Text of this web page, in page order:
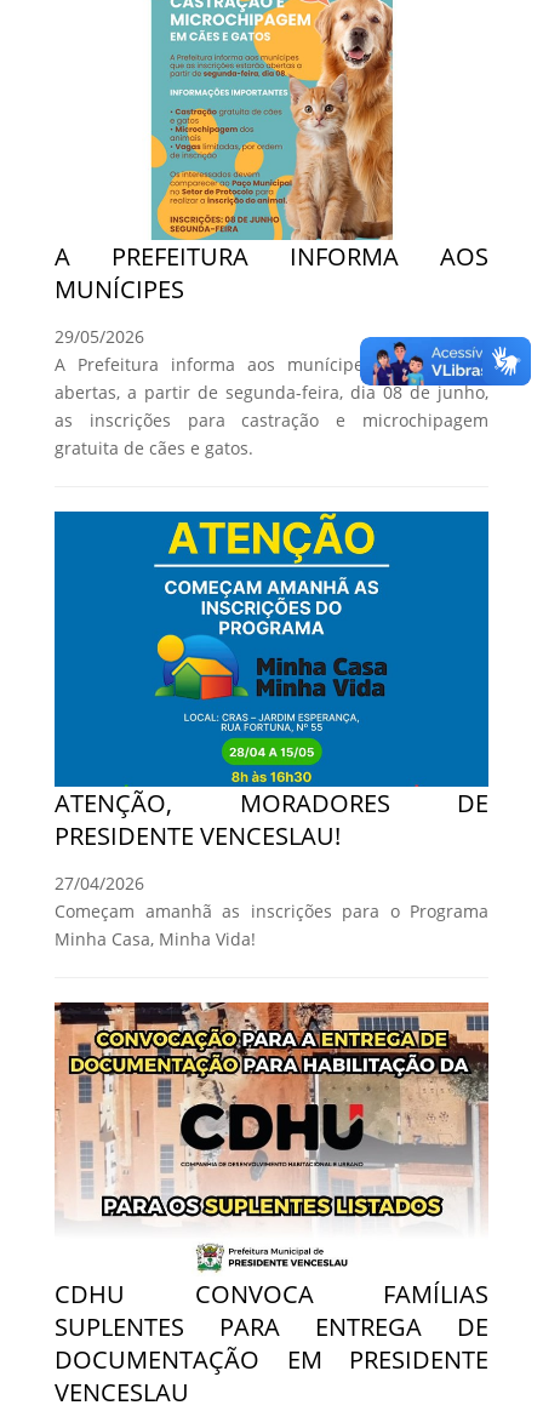
A PREFEITURA INFORMA AOS
MUNÍCIPES
29/05/2026
A Prefeitura informa aos munícipes que estarão
abertas, a partir de segunda-feira, dia 08 de junho,
as inscrições para castração e microchipagem
gratuita de cães e gatos.
ATENÇÃO, MORADORES DE
PRESIDENTE VENCESLAU!
27/04/2026
Começam amanhã as inscrições para o Programa
Minha Casa, Minha Vida!
CDHU CONVOCA FAMÍLIAS
SUPLENTES PARA ENTREGA DE
DOCUMENTAÇÃO EM PRESIDENTE
VENCESLAU